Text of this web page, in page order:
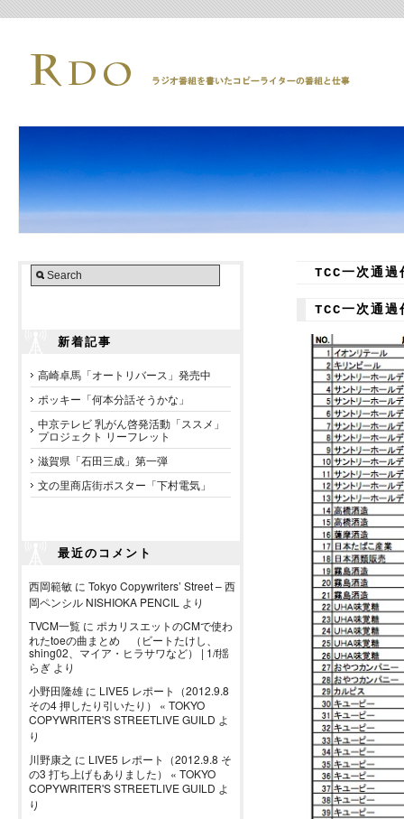
新着記事
高崎卓馬「オートリバース」発売中
ポッキー「何本分話そうかな」
中京テレビ 乳がん啓発活動「ススメ」
プロジェクト リーフレット
滋賀県「石田三成」第一弾
文の里商店街ポスター「下村電気」
最近のコメント
西岡範敏 に Tokyo Copywriters’ Street – 西
岡ペンシル NISHIOKA PENCIL より
TVCM一覧 に ポカリスエットのCMで使わ
れたtoeの曲まとめ （ビートたけし、
shing02、マイア・ヒラサワなど） | 1/f揺
らぎ より
小野田隆雄 に LIVE5 レポート（2012.9.8
その4 押したり引いたり） « TOKYO
COPYWRITER'S STREETLIVE GUILD よ
り
川野康之 に LIVE5 レポート（2012.9.8 そ
の3 打ち上げもありました） « TOKYO
COPYWRITER'S STREETLIVE GUILD よ
り
TCC一次通過
TCC一次通